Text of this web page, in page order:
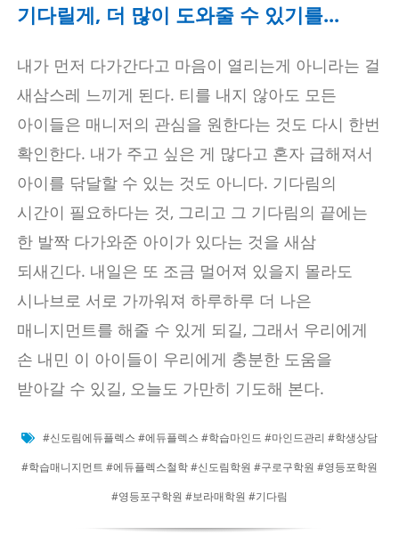
기다릴게, 더 많이 도와줄 수 있기를...
내가 먼저 다가간다고 마음이 열리는게 아니라는 걸
새삼스레 느끼게 된다. 티를 내지 않아도 모든
아이들은 매니저의 관심을 원한다는 것도 다시 한번
확인한다. 내가 주고 싶은 게 많다고 혼자 급해져서
아이를 닦달할 수 있는 것도 아니다. 기다림의
시간이 필요하다는 것, 그리고 그 기다림의 끝에는
한 발짝 다가와준 아이가 있다는 것을 새삼
되새긴다. 내일은 또 조금 멀어져 있을지 몰라도
시나브로 서로 가까워져 하루하루 더 나은
매니지먼트를 해줄 수 있게 되길, 그래서 우리에게
손 내민 이 아이들이 우리에게 충분한 도움을
받아갈 수 있길, 오늘도 가만히 기도해 본다.
#신도림에듀플렉스 #에듀플렉스 #학습마인드 #마인드관리 #학생상담
#학습매니지먼트 #에듀플렉스철학 #신도림학원 #구로구학원 #영등포학원
#영등포구학원 #보라매학원 #기다림